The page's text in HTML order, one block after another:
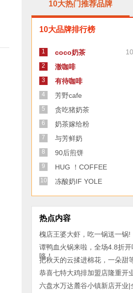
10大热门推荐品牌
10大品牌排行榜
1 coco奶茶
2 澈咖啡
3 有待咖啡
4 芳野cafe
5 贪吃猪奶茶
6 奶茶嫁给粉
7 与芳鲜奶
8 90后煎饼
9 HUG ！COFFEE
10 冻酸奶IF YOLE
热点内容
槐店王婆大虾，吃一锅送一锅!
谭鸭血火锅来啦，全场4.8折开
咯！
把秋天的云揉进棉花，一朵甜
恭喜七特大鸡排加盟店隆重开
六盘水万达麓谷小镇新店开业|